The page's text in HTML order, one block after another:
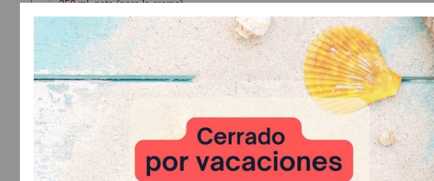
250 ml. nata (para la crema)
1 rama de canela (para la crema)
1 corteza de limón (para la crema)
ELABORACIÓN CON ST.ALLERY PREMIUM HOJALDRE
Para preparar el hojaldre aromatizado al albaricoque, amasar todos los ingredientes
excepto St. Allery Premium Hojaldre y los orejones.
Después, mezclar St. Allery Premium Hojaldre con los orejones y dar 4 pliegues
Dejar reposar el plastón 24h en frío.
Una vez pasadas 24h, estirar con un poco de azúcar dándole un pliegue sencillo.
Estirar con un grosor de unos 3 mm.